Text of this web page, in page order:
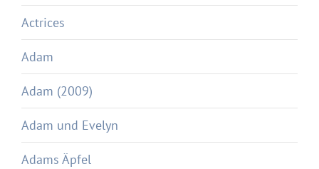
Actrices
Adam
Adam (2009)
Adam und Evelyn
Adams Äpfel